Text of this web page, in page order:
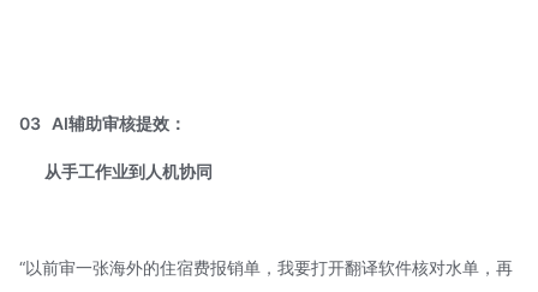
03 AI辅助审核提效：
从手工作业到人机协同
“以前审一张海外的住宿费报销单，我要打开翻译软件核对水单，再